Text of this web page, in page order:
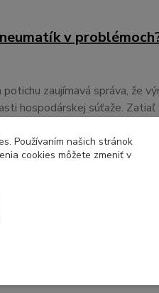
v
zaujímavá správa, že
hospodárskej súťaže.
Používaním našich stránok
cookies môžete zmeniť v